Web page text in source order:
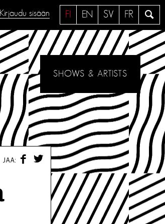
a
e
FI EN SV FR
Kirjaudu sisään
SHOWS & ARTISTS
JAA:
F
W